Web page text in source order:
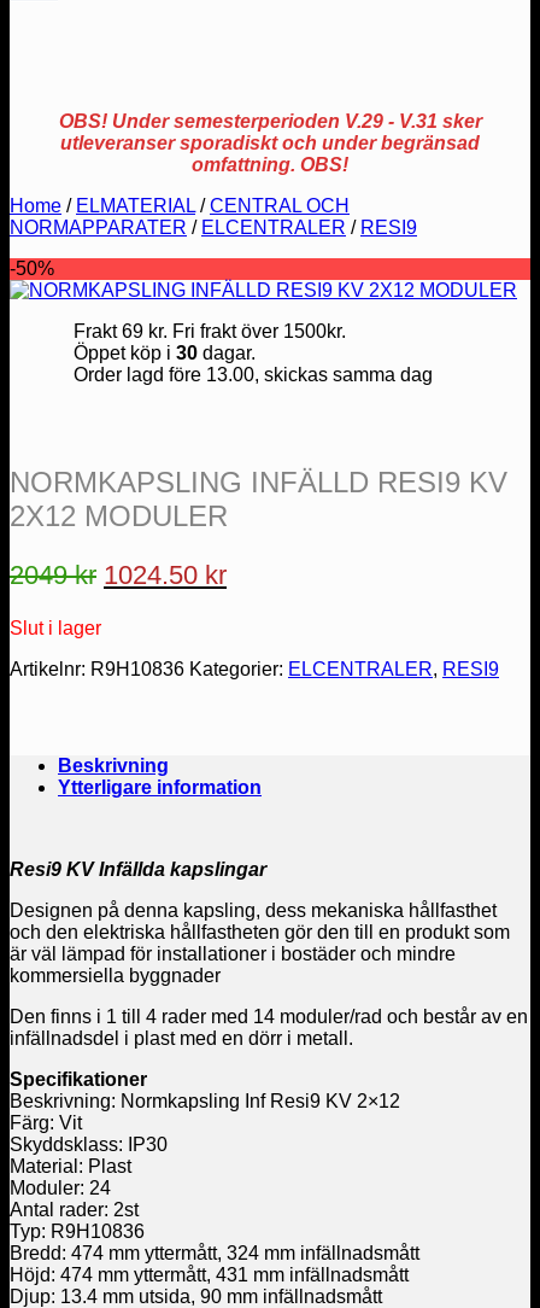
OBS! Under semesterperioden V.29 - V.31 sker
utleveranser sporadiskt och under begränsad
omfattning. OBS!
Home / ELMATERIAL / CENTRAL OCH
NORMAPPARATER / ELCENTRALER / RESI9
-50%
Frakt 69 kr. Fri frakt över 1500kr.
Öppet köp i 30dagar.
Order lagd före 13.00, skickas samma dag
NORMKAPSLING INFÄLLD RESI9 KV
2X12 MODULER
2049kr Det
var:
1024.50 krDet
är:
Slut i lager
Artikelnr: R9H10836 Kategorier: ELCENTRALER, RESI9
Beskrivning
Ytterligare information
Resi9 KV Infällda kapslingar
Designen på denna kapsling, dess mekaniska hållfasthet
och den elektriska hållfastheten gör den till en produkt som
är väl lämpad för installationer i bostäder och mindre
kommersiella byggnader
Den finns i 1 till 4 rader med 14 moduler/rad och består av en
infällnadsdel i plast med en dörr i metall.
Specifikationer
Beskrivning: Normkapsling Inf Resi9 KV 2×12
Färg: Vit
Skyddsklass: IP30
Material: Plast
Moduler: 24
Antal rader: 2st
Typ: R9H10836
Bredd: 474 mm yttermått, 324 mm infällnadsmått
Höjd: 474 mm yttermått, 431 mm infällnadsmått
Djup: 13.4 mm utsida, 90 mm infällnadsmått